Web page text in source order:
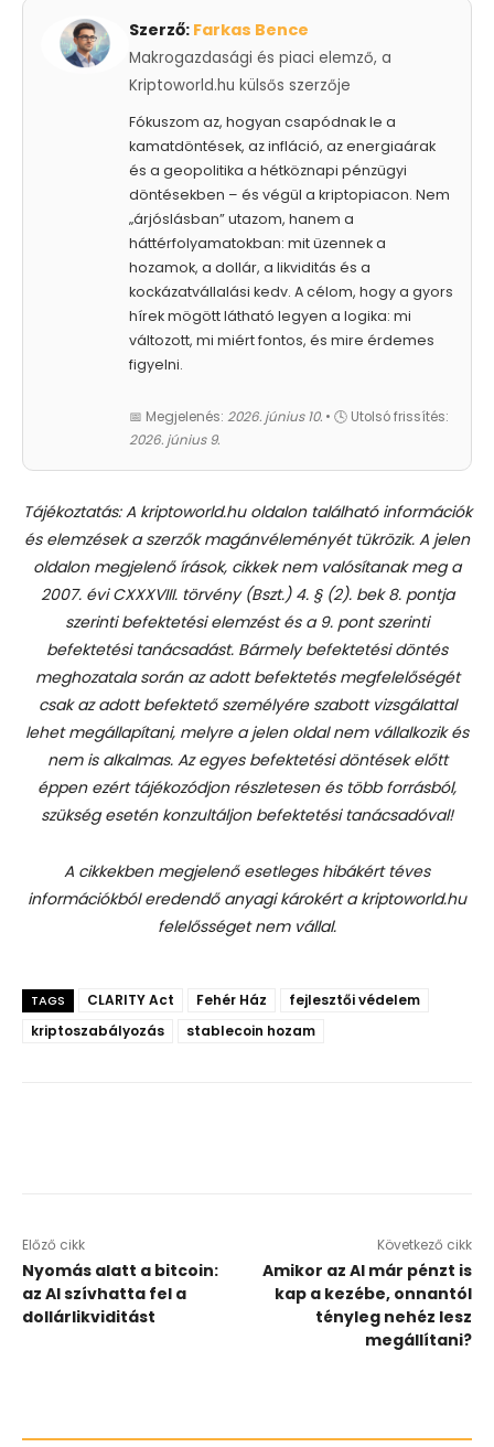
Szerző: Farkas Bence
Makrogazdasági és piaci elemző, a
Kriptoworld.hu külsős szerzője
Fókuszom az, hogyan csapódnak le a
kamatdöntések, az infláció, az energiaárak
és a geopolitika a hétköznapi pénzügyi
döntésekben – és végül a kriptopiacon. Nem
„árjóslásban” utazom, hanem a
háttérfolyamatokban: mit üzennek a
hozamok, a dollár, a likviditás és a
kockázatvállalási kedv. A célom, hogy a gyors
hírek mögött látható legyen a logika: mi
változott, mi miért fontos, és mire érdemes
figyelni.
📅 Megjelenés: 2026. június 10. • 🕓 Utolsó frissítés:
2026. június 9.
Tájékoztatás: A kriptoworld.hu oldalon található információk
és elemzések a szerzők magánvéleményét tükrözik. A jelen
oldalon megjelenő írások, cikkek nem valósítanak meg a
2007. évi CXXXVIII. törvény (Bszt.) 4. § (2). bek 8. pontja
szerinti befektetési elemzést és a 9. pont szerinti
befektetési tanácsadást. Bármely befektetési döntés
meghozatala során az adott befektetés megfelelőségét
csak az adott befektető személyére szabott vizsgálattal
lehet megállapítani, melyre a jelen oldal nem vállalkozik és
nem is alkalmas. Az egyes befektetési döntések előtt
éppen ezért tájékozódjon részletesen és több forrásból,
szükség esetén konzultáljon befektetési tanácsadóval!
A cikkekben megjelenő esetleges hibákért téves
információkból eredendő anyagi károkért a kriptoworld.hu
felelősséget nem vállal.
TAGS CLARITY Act Fehér Ház
fejlesztői védelem
kriptoszabályozás
stablecoin hozam
Előző cikk
Nyomás alatt a bitcoin:
az AI szívhatta fel a
dollárlikviditást
Következő cikk
Amikor az AI már pénzt is
kap a kezébe, onnantól
tényleg nehéz lesz
megállítani?